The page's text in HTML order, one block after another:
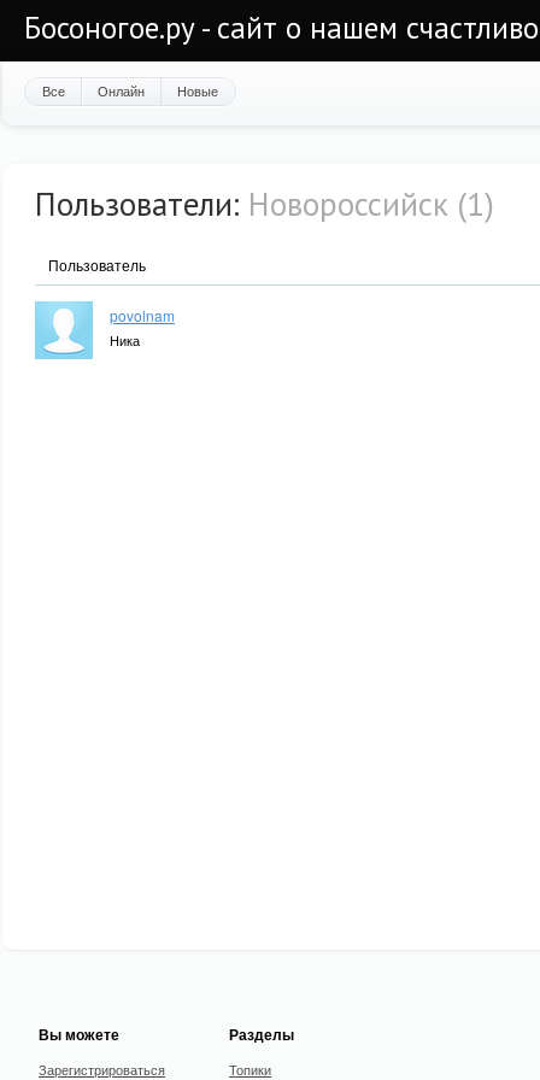
Босоногое.ру - сайт о нашем
Все Онлайн Новые
Пользователи: Новороссийск (1)
Пользователь
povolnam
Ника
Вы можете
Зарегистрироваться
Разделы
Топики